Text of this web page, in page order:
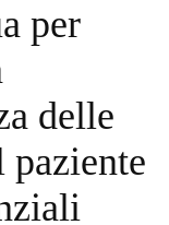
per
delle
paziente